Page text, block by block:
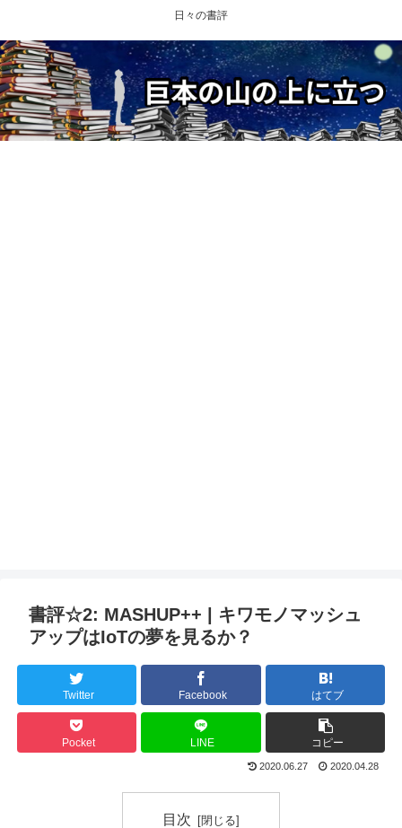
日々の書評
書評☆2: MASHUP++ | キワモノマッシュ
アップはIoTの夢を見るか？
Twitter Facebook はてブ
Pocket LINE コピー
2020.06.27 2020.04.28
目次